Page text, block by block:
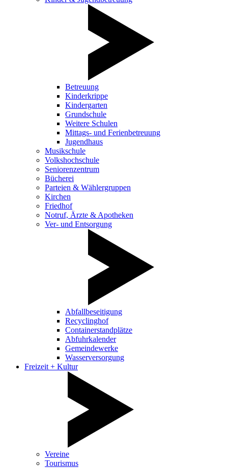
Betreuung
Kinderkrippe
Kindergarten
Grundschule
Weitere Schulen
Mittags- und Ferienbetreuung
Jugendhaus
Musikschule
Volkshochschule
Seniorenzentrum
Bücherei
Parteien & Wählergruppen
Kirchen
Friedhof
Notruf, Ärzte & Apotheken
Ver- und Entsorgung
Abfallbeseitigung
Recyclinghof
Containerstandplätze
Abfuhrkalender
Gemeindewerke
Wasserversorgung
Freizeit + Kultur
Vereine
Tourismus